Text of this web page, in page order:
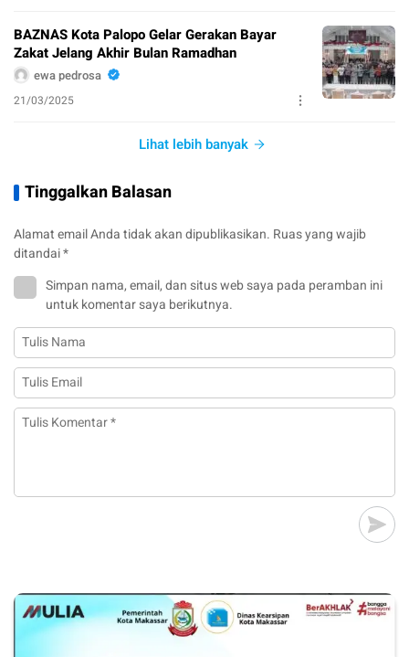
BAZNAS Kota Palopo Gelar Gerakan Bayar
Zakat Jelang Akhir Bulan Ramadhan
ewa pedrosa
21/03/2025
Lihat lebih banyak
Tinggalkan Balasan
Alamat email Anda tidak akan dipublikasikan. Ruas yang wajib
ditandai*
Simpan nama, email, dan situs web saya pada peramban ini
untuk komentar saya berikutnya.